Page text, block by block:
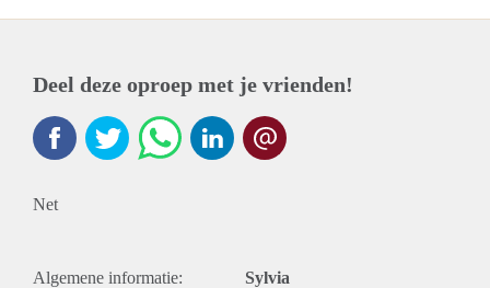
Deel deze oproep met je vrienden!
Net
Algemene informatie: Sylvia